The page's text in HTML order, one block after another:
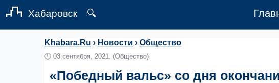
Хабаровск 🔍
Khabara.Ru › Новости › Общество
🕛 03 сентября, 2021. (Общество)
«Победный вальс» со дня